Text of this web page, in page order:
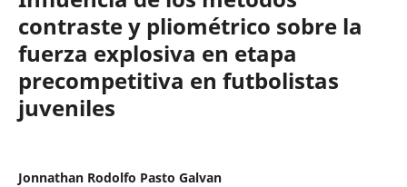
contraste y pliométrico sobre la
fuerza explosiva en etapa
precompetitiva en futbolistas
juveniles
Jonnathan Rodolfo Pasto Galvan